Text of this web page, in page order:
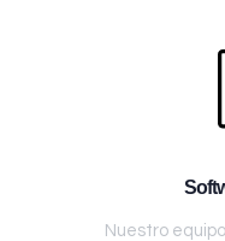
Nuestro